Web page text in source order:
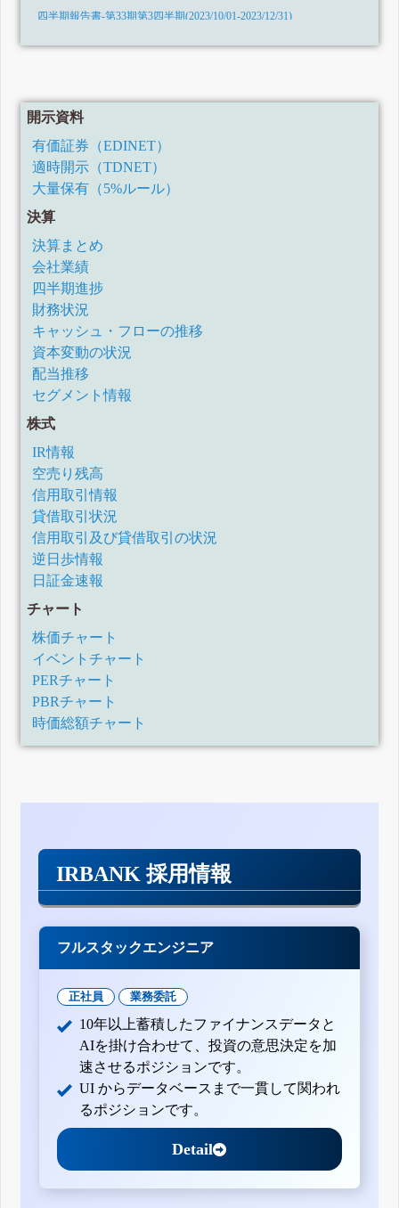
四半期報告書-第33期第3四半期(2023/10/01-2023/12/31)
四半期報告書-第32期第3四半期(2022/10/01-2022/12/31)
四半期報告書-第32期第2四半期(令和4年7月1日-令和4年9月30日)
四半期報告書-第32期第1四半期(令和4年4月1日-令和4年6月30日)
有価証券報告書-第31期(令和3年4月1日-令和4年3月31日)
四半期報告書-第31期第3四半期(令和3年10月1日-令和3年12月31日)
四半期報告書-第31期第2四半期(令和3年7月1日-令和3年9月30日)
四半期報告書-第31期第1四半期(令和3年4月1日-令和3年6月30日)
有価証券報告書-第30期(令和2年4月1日-令和3年3月31日)
四半期報告書-第30期第3四半期(令和2年10月1日-令和2年12月31日)
四半期報告書-第30期第2四半期(令和2年7月1日-令和2年9月30日)
四半期報告書-第30期第1四半期(令和2年4月1日-令和2年6月30日)
有価証券報告書-第29期(平成31年4月1日-令和2年3月31日)
四半期報告書-第29期第3四半期(令和1年10月1日-令和1年12月31日)
四半期報告書-第29期第2四半期(令和1年7月1日-令和1年9月30日)
四半期報告書-第29期第1四半期(平成31年4月1日-令和1年6月30日)
四半期報告書-第28期第3四半期(平成30年10月1日-平成30年12月31
日)
四半期報告書-第28期第2四半期(平成30年7月1日-平成30年9月30日)
四半期報告書-第28期第1四半期(平成30年4月1日-平成30年6月30日)
有価証券報告書-第27期(平成29年4月1日-平成30年3月31日)
開示資料
有価証券（EDINET）
適時開示（TDNET）
大量保有（5%ルール）
決算
決算まとめ
会社業績
四半期進捗
財務状況
キャッシュ・フローの推移
資本変動の状況
配当推移
セグメント情報
株式
IR情報
空売り残高
信用取引情報
貸借取引状況
信用取引及び貸借取引の状況
逆日歩情報
日証金速報
チャート
株価チャート
イベントチャート
PERチャート
PBRチャート
時価総額チャート
IRBANK 採用情報
フルスタックエンジニア
正社員 業務委託
10年以上蓄積したファイナンスデータと
AIを掛け合わせて、投資の意思決定を加
速させるポジションです。
UI からデータベースまで一貫して関われ
るポジションです。
Detail